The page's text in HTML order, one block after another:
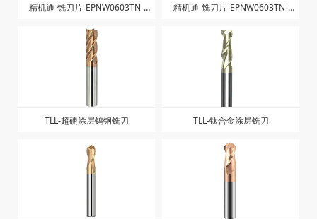
精机通-铣刀片-EPNW0603TN-
ZK1225
精机通-铣刀片-EPNW0603TN-
ZK1025
TLL-超硬涂层钨钢铣刀 TLL-钛合金涂层铣刀